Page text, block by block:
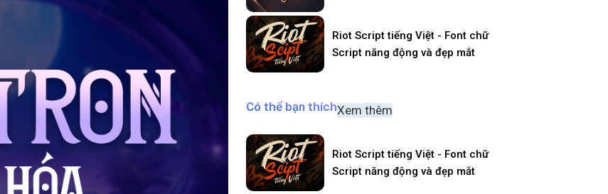
Riot Script tiếng Việt - Font chữ
Script năng động và đẹp mắt
Có thể bạn thíchXem thêm
Riot Script tiếng Việt - Font chữ
Script năng động và đẹp mắt